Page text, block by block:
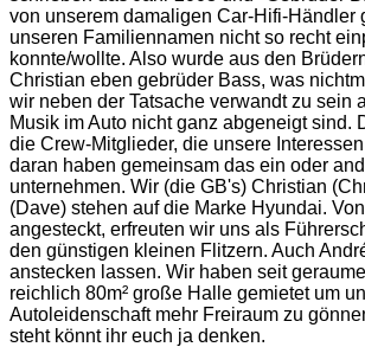
von unserem damaligen Car-Hifi-Händler
unseren Familiennamen nicht so recht
konnte/wollte. Also wurde aus den
Christian eben gebrüder Bass, was
wir neben der Tatsache verwandt zu sein
Musik im Auto nicht ganz abgeneigt sind.
die Crew-Mitglieder, die unsere
daran haben gemeinsam das ein oder
unternehmen. Wir (die GB's) Christian
(Dave) stehen auf die Marke Hyundai.
angesteckt, erfreuten wir uns als
den günstigen kleinen Flitzern. Auch
anstecken lassen. Wir haben seit
reichlich 80m² große Halle gemietet um
Autoleidenschaft mehr Freiraum zu
steht könnt ihr euch ja denken.